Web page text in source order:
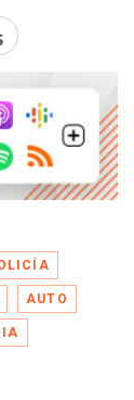
AUTO
IA